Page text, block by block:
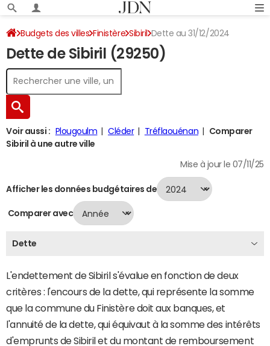
Budgets des villes Finistère Sibiril Dette au 31/12/2024
Dette de Sibiril (29250)
Voir aussi : Plougoulm Cléder Tréflaouénan
Comparer
Sibiril à une autre ville
Mise à jour le 07/11/25
Afficher les données budgétaires de
Comparer avec
Dette
L'endettement de Sibiril s'évalue en fonction de deux
critères : l'encours de la dette, qui représente la somme
que la commune du Finistère doit aux banques, et
l'annuité de la dette, qui équivaut à la somme des intérêts
d'emprunts de Sibiril et du montant de remboursement